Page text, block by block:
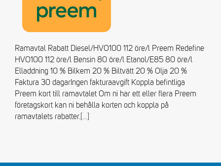
Ramavtal Rabatt Diesel/HVO100 112 öre/l Preem Redefine
HVO100 112 öre/l Bensin 80 öre/l Etanol/E85 80 öre/l
Elladdning 10 % Bilkem 20 % Biltvätt 20 % Olja 20 %
Faktura 30 dagarIngen fakturaavgift Koppla befintliga
Preem kort till ramavtalet Om ni har ett eller flera Preem
företagskort kan ni behålla korten och koppla på
ramavtalets rabatter. […]